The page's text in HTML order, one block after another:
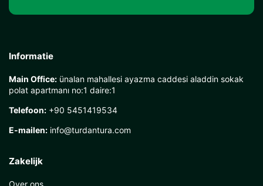
Informatie
Main Office: ünalan mahallesi ayazma caddesi aladdin sokak
polat apartmanı no:1 daire:1
Telefoon: +90 5451419534
E-mailen: info@turdantura.com
Zakelijk
Over ons